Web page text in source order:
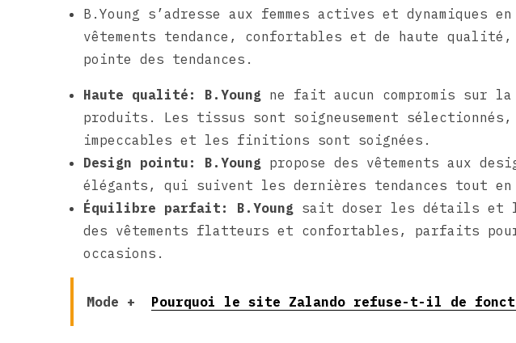
B.Young s’adresse aux femmes actives et dynamiques
vêtements tendance, confortables et de haute
pointe des tendances.
Haute qualité: B.Young ne fait aucun compromis sur
produits. Les tissus sont soigneusement
impeccables et les finitions sont soignées.
Design pointu:
B.Young propose des vêtements aux
élégants, qui suivent les dernières tendances tout
Équilibre parfait:
B.Young sait doser les détails et
des vêtements flatteurs et confortables, parfaits
occasions.
Mode + Pourquoi le site Zalando refuse-t-il de